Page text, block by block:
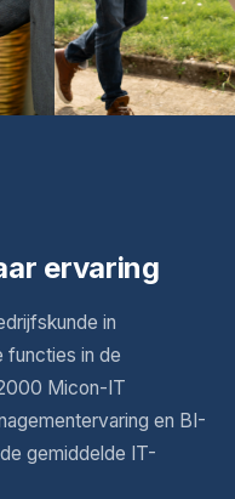
ervaring
in
functies in de
Micon-IT
en BI-
gemiddelde IT-